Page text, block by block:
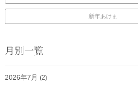
新年あけま…
月別一覧
2026年7月 (2)